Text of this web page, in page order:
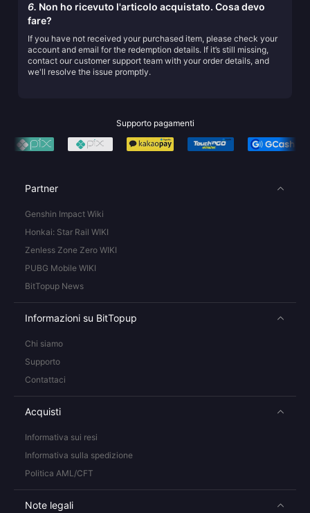
6. Non ho ricevuto l'articolo acquistato. Cosa devo
fare?
If you have not received your purchased item, please check your
account and email for the redemption details. If it’s still missing,
contact our customer support team with your order details, and
we'll resolve the issue promptly.
Supporto pagamenti
Partner
Genshin Impact Wiki
Honkai: Star Rail WIKI
Zenless Zone Zero WIKI
PUBG Mobile WIKI
BitTopup News
Informazioni su BitTopup
Chi siamo
Supporto
Contattaci
Acquisti
Informativa sui resi
Informativa sulla spedizione
Politica AML/CFT
Note legali